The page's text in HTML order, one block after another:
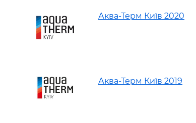
Аква-Терм Київ 2020
Аква-Терм Київ 2019